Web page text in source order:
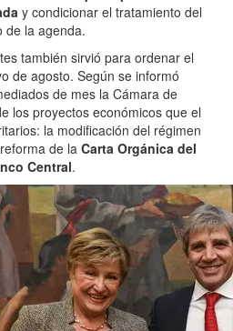
y condicionar el tratamiento del
de la agenda.
también sirvió para ordenar el
de agosto. Según se informó
de mes la Cámara de
los proyectos económicos que el
la modificación del régimen
de laCarta Orgánica del
Central.